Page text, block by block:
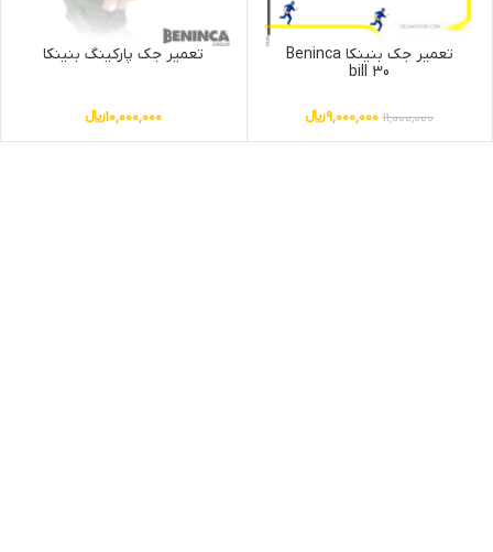
تعمیر جک بنینکا Beninca
bill 30
11,000,000
9,000,000﷼
تعمیر جک پارکینگ بنینکا
10,000,000﷼